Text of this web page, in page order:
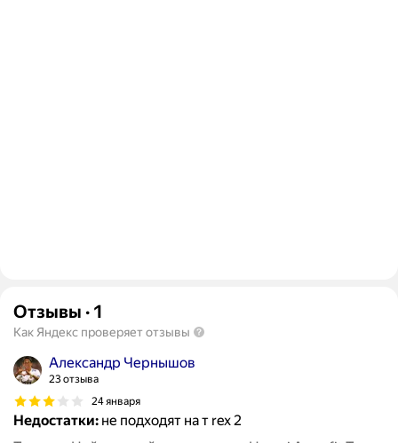
Отзывы · 1
Как Яндекс проверяет отзывы
Александр Чернышов
23 отзыва
24 января
Недостатки: не подходят на т rex 2